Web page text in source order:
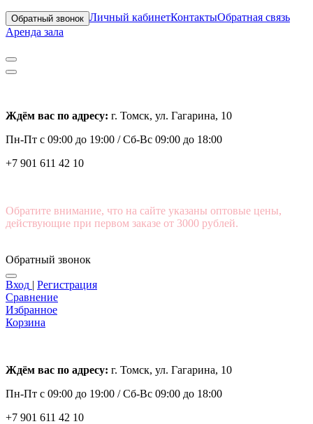
Обратный звонок Личный кабинетКонтактыОбратная связь
Аренда зала
Ждём вас по адресу: г. Томск, ул. Гагарина, 10
Пн-Пт с 09:00 до 19:00 /Сб-Вс 09:00 до 18:00
+7 901 611 42 10
Обратите внимание, что на сайте указаны оптовые цены,
действующие при первом заказе от 3000 рублей.
Обратный звонок
Вход | Регистрация
Сравнение
Избранное
Корзина
Ждём вас по адресу: г. Томск, ул. Гагарина, 10
Пн-Пт с 09:00 до 19:00 /Сб-Вс 09:00 до 18:00
+7 901 611 42 10